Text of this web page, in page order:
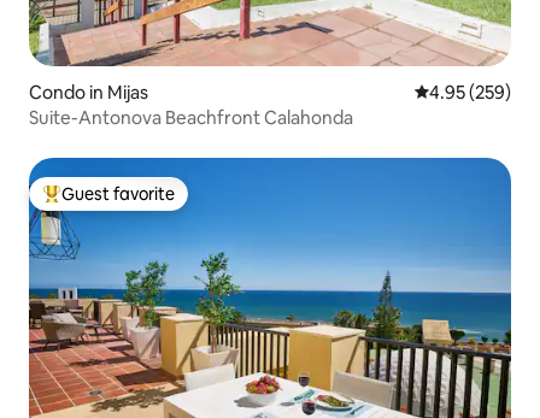
Condo in Mijas 4.95 out of 5
4.95 (259)
Suite-Antonova Beachfront Calahonda
Top guest favorite
Guest favorite